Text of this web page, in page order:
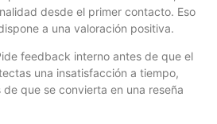
desde el primer contacto. Eso
a una valoración positiva.
feedback interno antes de que el
una insatisfacción a tiempo,
que se convierta en una reseña